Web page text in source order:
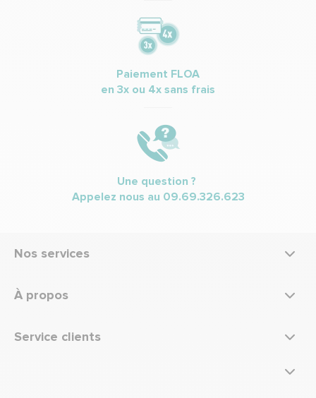
Paiement FLOA
en 3x ou 4x sans frais
Une question ?
Appelez nous au 09.69.326.623
Nos services
À propos
Service clients